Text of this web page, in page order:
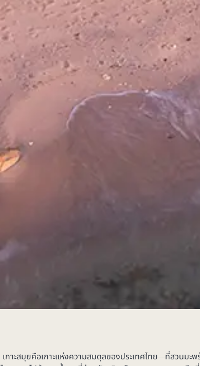
เกาะสมุยคือเกาะแห่งความสมดุลของประเทศไทย—ที่สวนมะ